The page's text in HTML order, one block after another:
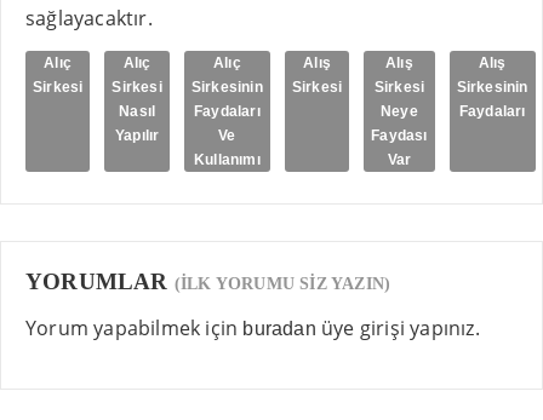
sağlayacaktır.
Alıç
Sirkesi
Alıç
Sirkesi
Nasıl
Yapılır
Alıç
Sirkesinin
Faydaları
Ve
Kullanımı
Alış
Sirkesi
Alış
Sirkesi
Neye
Faydası
Var
Alış
Sirkesinin
Faydaları
YORUMLAR (İLK YORUMU SİZ YAZIN)
Yorum yapabilmek için buradan üye girişi yapınız.